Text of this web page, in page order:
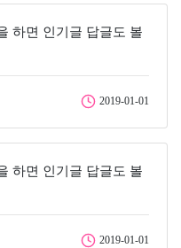
하면 인기글 답글도 볼
2019-01-01
하면 인기글 답글도 볼
2019-01-01